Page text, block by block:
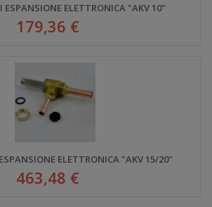
ESPANSIONE ELETTRONICA "AKV 10"
179,36 €
ELETTRONICA "AKV 15/20"
463,48 €